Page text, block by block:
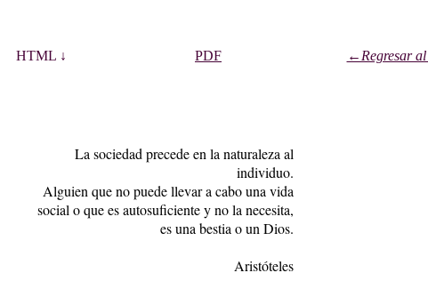
HTML ↓ PDF ←Regresar
La sociedad precede en la naturaleza al
individuo.
Alguien que no puede llevar a cabo una vida
social o que es autosuficiente y no la necesita,
es una bestia o un Dios.
Aristóteles